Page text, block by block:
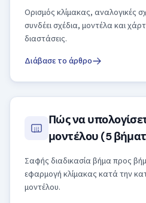
Ορισμός κλίμακας, αναλογικές
συνδέει σχέδια, μοντέλα και
διαστάσεις.
Διάβασε το άρθρο
Πώς να
μοντέλου (5
Σαφής διαδικασία βήμα προς
εφαρμογή κλίμακας κατά την
μοντέλου.